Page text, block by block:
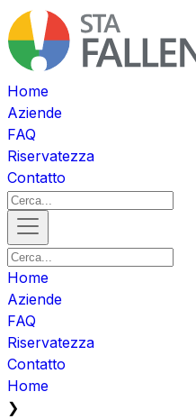
Home
Aziende
FAQ
Riservatezza
Contatto
Home
Aziende
FAQ
Riservatezza
Contatto
Home
❯